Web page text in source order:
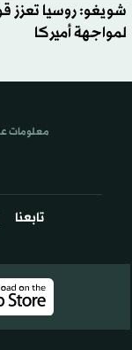
شويغو: روسيا تعزز
لمواجهة أميركا
تابعنا
معلومات